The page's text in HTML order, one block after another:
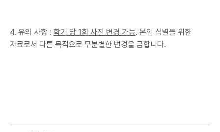
4. 유의 사항 : 학기 당 1회 사진 변경 가능. 본인 식별을 위한
자료로서 다른 목적으로 무분별한 변경을 금합니다.